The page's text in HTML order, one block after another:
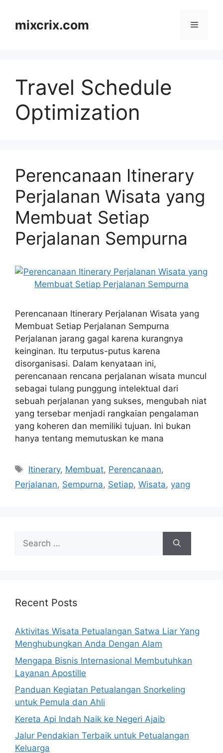
contentmixcrix.com Menu
Travel Schedule
Optimization
Perencanaan Itinerary
Perjalanan Wisata yang
Membuat Setiap
Perjalanan Sempurna
Perencanaan Itinerary Perjalanan Wisata yang
Membuat Setiap Perjalanan Sempurna
Perjalanan jarang gagal karena kurangnya
keinginan. Itu terputus-putus karena
disorganisasi. Dalam kenyataan ini,
perencanaan rencana perjalanan wisata muncul
sebagai tulang punggung intelektual dari
sebuah perjalanan yang sukses, mengubah niat
yang tersebar menjadi rangkaian pengalaman
yang koheren dan memiliki tujuan. Ini bukan
hanya tentang memutuskan ke mana
Tags
Itinerary, Membuat, Perencanaan,
Perjalanan, Sempurna, Setiap, Wisata, yang
Search
for:
Recent Posts
Aktivitas Wisata Petualangan Satwa Liar Yang
Menghubungkan Anda Dengan Alam
Mengapa Bisnis Internasional Membutuhkan
Layanan Apostille
Panduan Kegiatan Petualangan Snorkeling
untuk Pemula dan Ahli
Kereta Api Indah Naik ke Negeri Ajaib
Jalur Pendakian Terbaik untuk Petualangan
Keluarga